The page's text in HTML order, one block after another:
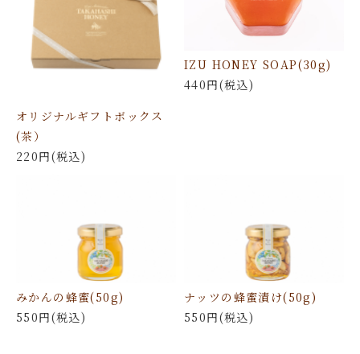
オリジナルギフトボックス
(茶）
220円(税込)
IZU HONEY SOAP(30g)
440円(税込)
みかんの蜂蜜(50g)
550円(税込)
ナッツの蜂蜜漬け(50g)
550円(税込)